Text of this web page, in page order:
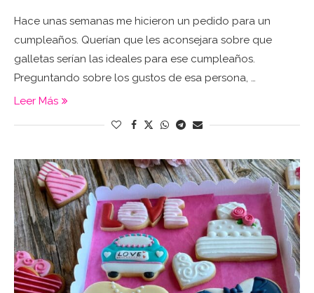
Hace unas semanas me hicieron un pedido para un
cumpleaños. Querían que les aconsejara sobre que
galletas serían las ideales para ese cumpleaños.
Preguntando sobre los gustos de esa persona, …
Leer Más